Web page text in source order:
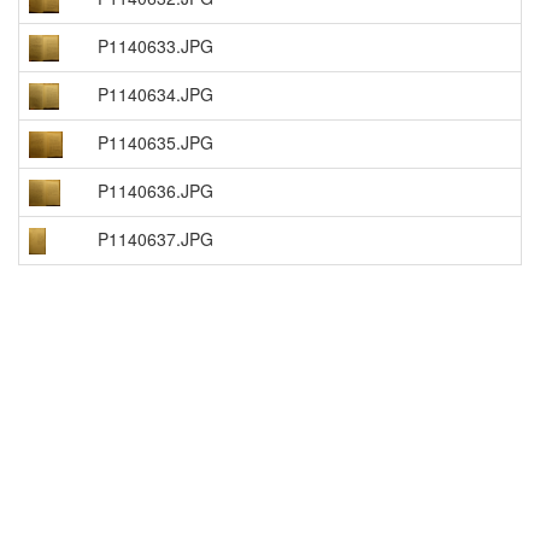
P1140633.JPG
P1140634.JPG
P1140635.JPG
P1140636.JPG
P1140637.JPG